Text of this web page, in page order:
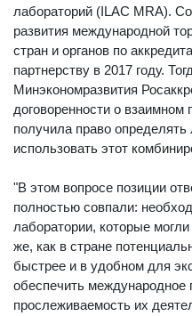
лабораторий (ILAC MRA).
развития международной
стран и органов по
партнерству в 2017 году.
Минэкономразвития
договоренности о взаимном
получила право
использовать этот
"В этом вопросе позиции
полностью совпали:
лаборатории, которые
же, как в стране
быстрее и в удобном для
обеспечить международное
прослеживаемость их